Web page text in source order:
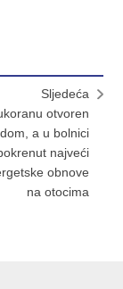
Sljedeća
otvoren
a u bolnici
najveći
obnove
na otocima